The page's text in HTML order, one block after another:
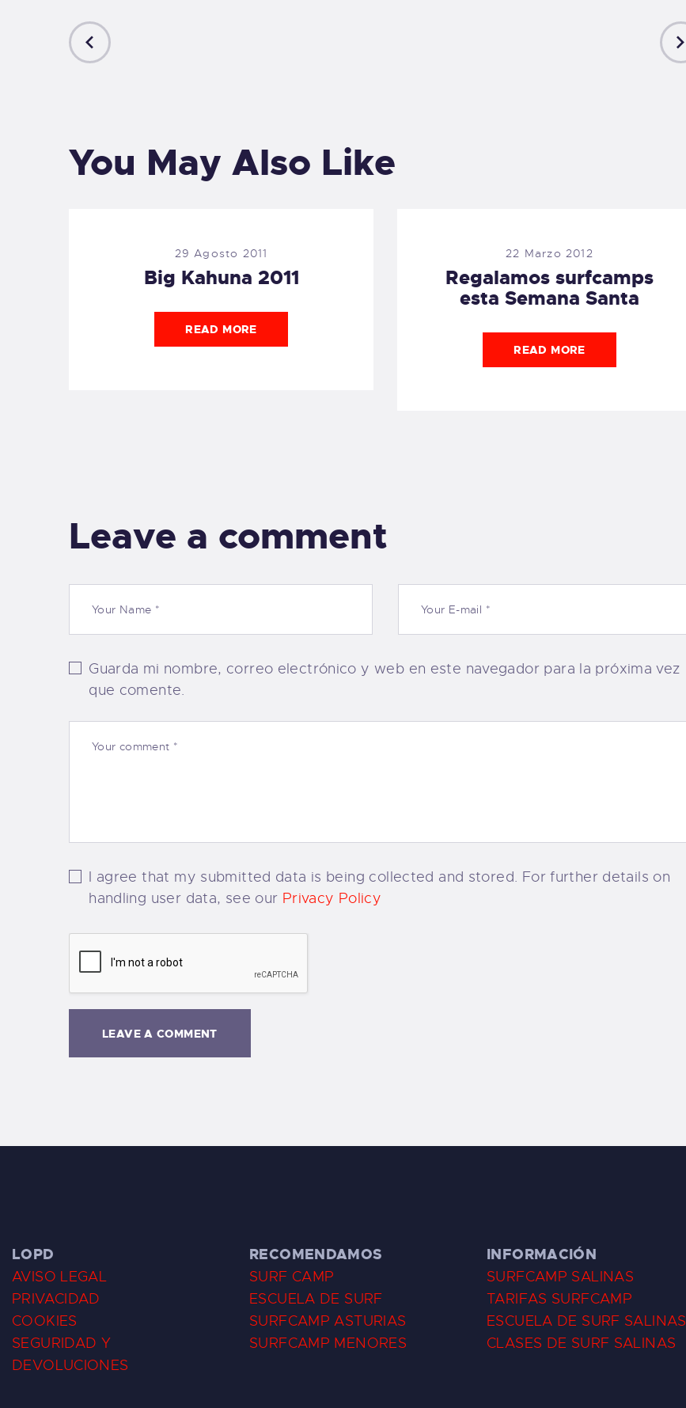
You May Also Like
29 Agosto 2011
Big Kahuna 2011
READ MORE
22 Marzo 2012
Regalamos surfcamps
esta Semana Santa
READ MORE
Leave a comment
Guarda mi nombre, correo electrónico y web en este navegador para la próxima vez
que comente.
I agree that my submitted data is being collected and stored. For further details on
handling user data, see our Privacy Policy
LOPD
AVISO LEGAL
PRIVACIDAD
COOKIES
SEGURIDAD Y
DEVOLUCIONES
RECOMENDAMOS
SURF CAMP
ESCUELA DE SURF
SURFCAMP ASTURIAS
SURFCAMP MENORES
INFORMACIÓN
SURFCAMP SALINAS
TARIFAS SURFCAMP
ESCUELA DE SURF SALINAS
CLASES DE SURF SALINAS